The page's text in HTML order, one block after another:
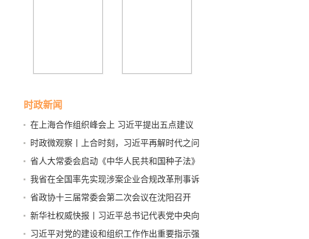
时政新闻
在上海合作组织峰会上 习近平提出五点建议
时政微观察丨上合时刻，习近平再解时代之问
省人大常委会启动《中华人民共和国种子法》
执法检查
我省在全国率先实现涉案企业合规改革刑事诉
讼全流程适用
省政协十三届常委会第二次会议在沈阳召开
周波主持会议
新华社权威快报丨习近平总书记代表党中央向
全国广大共产党员致以节日问候
习近平对党的建设和组织工作作出重要指示强